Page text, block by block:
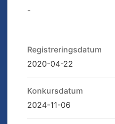
-
Registreringsdatum
2020-04-22
Konkursdatum
2024-11-06